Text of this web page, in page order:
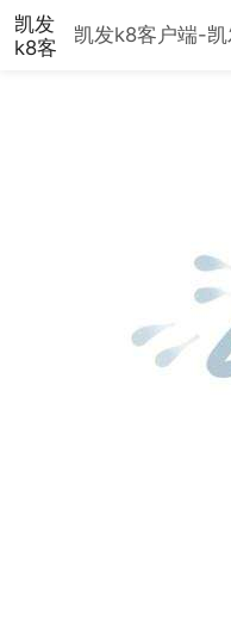
凯发
k8客
凯发k8客户端-